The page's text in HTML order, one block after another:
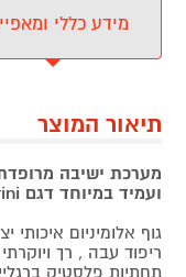
מידע כללי
תיאור המוצר
מערכת ישיבה מרופדת
ועמיד במיוחד דגם Santorini מבית AUSTRALIA GARDEN
גוף אלומיניום איכותי
ריפוד עבה , רך
תחתיות פלסטיק